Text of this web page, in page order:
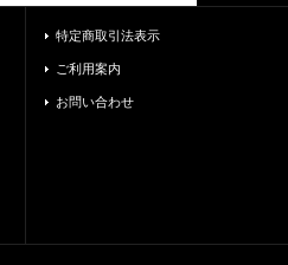
特定商取引法表示
ご利用案内
お問い合わせ